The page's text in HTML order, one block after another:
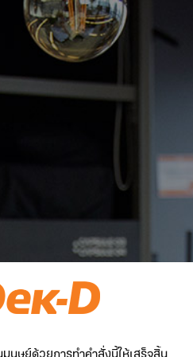
นุษย์ด้วยการทำคำสั่งนี้ให้เสร็จสิ้น